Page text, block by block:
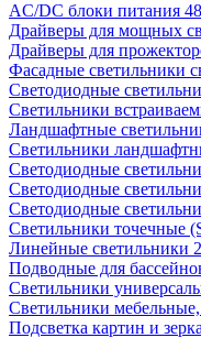
AC/DC блоки питания
Драйверы для мощных
Драйверы для
Фасадные светильники
Светодиодные
Светильники
Ландшафтные
Светильники
Светодиодные
Светодиодные
Светодиодные
Светильники точечные
Линейные светильники
Подводные для
Светильники
Светильники
Подсветка картин и